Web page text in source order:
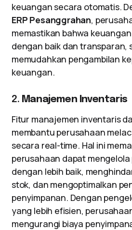
keuangan secara otomatis.
ERP Pesanggrahan,
memastikan bahwa
dengan baik dan transparan,
memudahkan pengambilan
keuangan.
2. Manajemen Inventaris
Fitur manajemen inventaris
membantu perusahaan
secara real-time. Hal ini
perusahaan dapat
dengan lebih baik,
stok, dan mengoptimalkan
penyimpanan. Dengan
yang lebih efisien,
mengurangi biaya